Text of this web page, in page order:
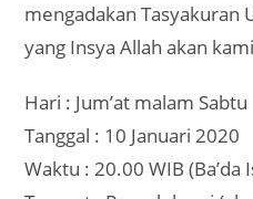
mengadakan Tasyakuran
yang Insya Allah akan
Hari : Jum’at malam Sabtu
Tanggal : 10 Januari 2020
Waktu : 20.00 WIB (Ba’da